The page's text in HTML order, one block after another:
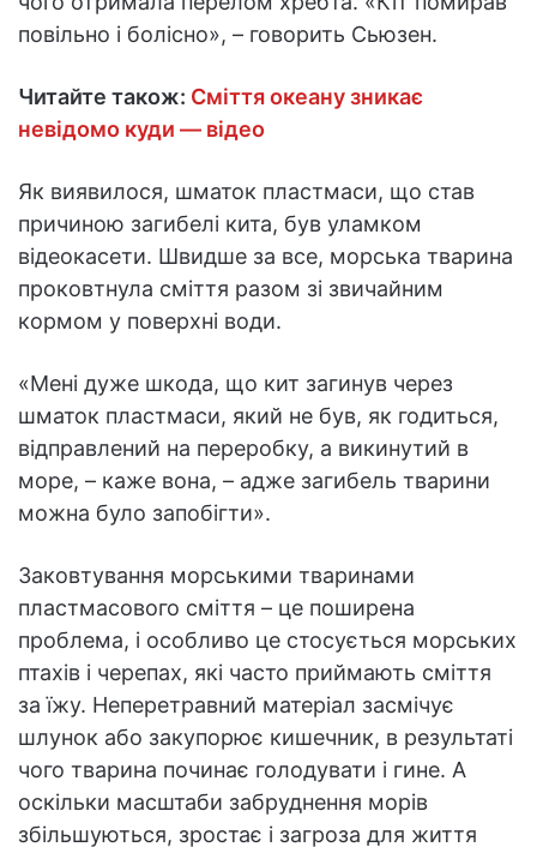
повільно і болісно», – говорить Сьюзен.
Читайте також: Сміття океану зникає
невідомо куди — відео
Як виявилося, шматок пластмаси, що став
причиною загибелі кита, був уламком
відеокасети. Швидше за все, морська тварина
проковтнула сміття разом зі звичайним
кормом у поверхні води.
«Мені дуже шкода, що кит загинув через
шматок пластмаси, який не був, як годиться,
відправлений на переробку, а викинутий в
море, – каже вона, – адже загибель тварини
можна було запобігти».
Заковтування морськими тваринами
пластмасового сміття – це поширена
проблема, і особливо це стосується морських
птахів і черепах, які часто приймають сміття
за їжу. Неперетравний матеріал засмічує
шлунок або закупорює кишечник, в результаті
чого тварина починає голодувати і гине. А
оскільки масштаби забруднення морів
збільшуються, зростає і загроза для життя